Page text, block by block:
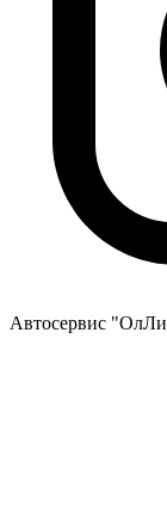
Автосервис